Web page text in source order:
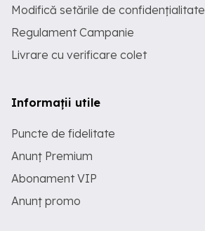
Modifică setările de confidențialitate
Regulament Campanie
Livrare cu verificare colet
Informații utile
Puncte de fidelitate
Anunț Premium
Abonament VIP
Anunț promo